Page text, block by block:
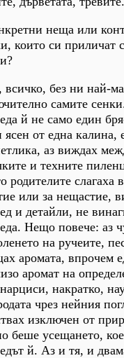
неща или
които си приличат
без ни най-
самите
й не само един
ясен от една калина,
аз виждах
и техните
родителите слагаха
или за нещастие,
и детайли, не
Нещо повече: аз
на ручеите,
аромата, впрочем
аромат на
накратко,
чрез нейния
изключен от
беше усещането,
й. Аз и тя, и